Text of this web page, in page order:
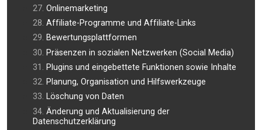
Onlinemarketing
Affiliate-Programme und Affiliate-Links
Bewertungsplattformen
Präsenzen in sozialen Netzwerken (Social Media)
Plugins und eingebettete Funktionen sowie Inhalte
Planung, Organisation und Hilfswerkzeuge
Löschung von Daten
Änderung und Aktualisierung der
Datenschutzerklärung